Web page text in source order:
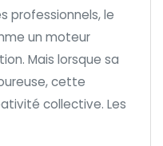
professionnels, le
un moteur
Mais lorsque sa
cette
collective. Les